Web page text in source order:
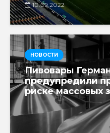
10.09.2022
НОВОСТИ
Пивовары
предупредили
риске массовых